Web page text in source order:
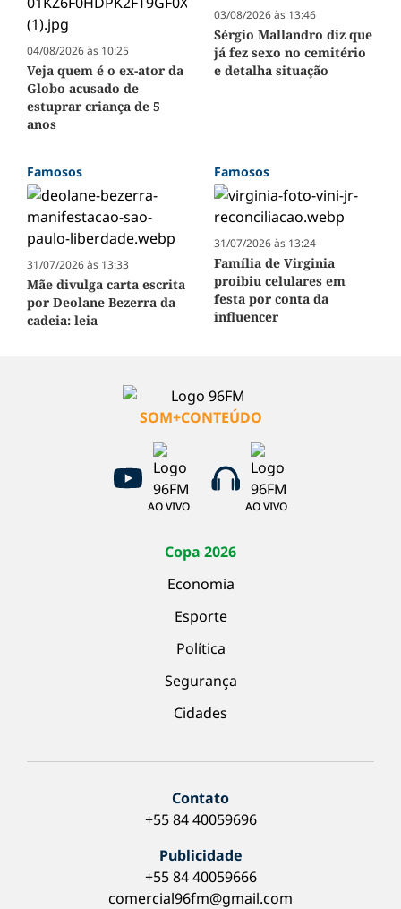
04/08/2026 às 10:25
Veja quem é o ex-ator da
Globo acusado de
estuprar criança de 5
anos
03/08/2026 às 13:46
Sérgio Mallandro diz que
já fez sexo no cemitério
e detalha situação
Famosos
31/07/2026 às 13:33
Mãe divulga carta escrita
por Deolane Bezerra da
cadeia: leia
Famosos
31/07/2026 às 13:24
Família de Virginia
proibiu celulares em
festa por conta da
influencer
SOM+CONTEÚDO
AO VIVO AO VIVO
Copa 2026
Economia
Esporte
Política
Segurança
Cidades
Contato
+55 84 40059696
Publicidade
+55 84 40059666
comercial96fm@gmail.com